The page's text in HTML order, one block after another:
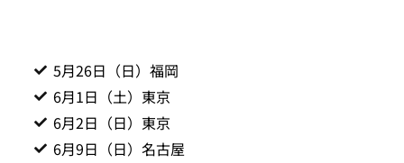
5月26日（日）福岡
6月1日（土）東京
6月2日（日）東京
6月9日（日）名古屋